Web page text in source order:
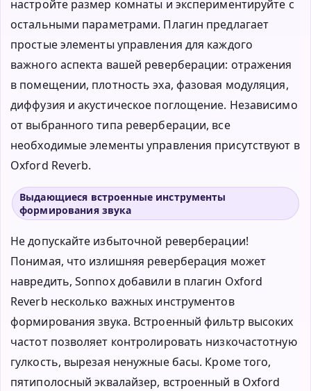
настройте размер комнаты и экспериментируйте с
остальными параметрами. Плагин предлагает
простые элементы управления для каждого
важного аспекта вашей реверберации: отражения
в помещении, плотность эха, фазовая модуляция,
диффузия и акустическое поглощение. Независимо
от выбранного типа реверберации, все
необходимые элементы управления присутствуют в
Oxford Reverb.
Выдающиеся встроенные инструменты
формирования звука
Не допускайте избыточной реверберации!
Понимая, что излишняя реверберация может
навредить, Sonnox добавили в плагин Oxford
Reverb несколько важных инструментов
формирования звука. Встроенный фильтр высоких
частот позволяет контролировать низкочастотную
гулкость, вырезая ненужные басы. Кроме того,
пятиполосный эквалайзер, встроенный в Oxford